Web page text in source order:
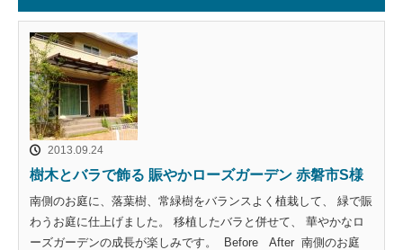
2013.09.24
樹木とバラで飾る 賑やかローズガーデン 赤磐市S様
南側のお庭に、落葉樹、常緑樹をバランスよく植栽して、 緑で賑
わうお庭に仕上げました。 移植したバラと併せて、 華やかなロ
ーズガーデンの成長が楽しみです。 Before After 南側のお庭